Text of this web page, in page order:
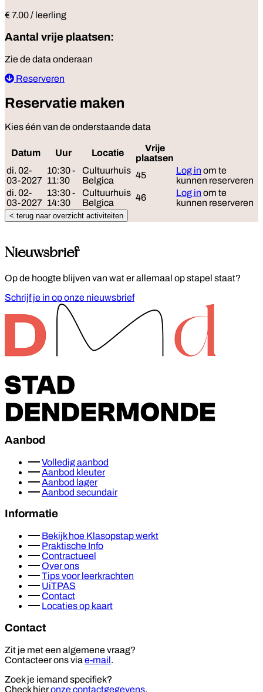
€ 7.00 / leerling
Aantal vrije plaatsen:
Zie de data onderaan
Reserveren
Reservatie maken
Kies één van de onderstaande data
Datum Uur Locatie
Vrije
plaatsen
di. 02-
03-2027
10:30 -
11:30
Cultuurhuis
Belgica
45 Log in om te
kunnen reserveren
di. 02-
03-2027
13:30 -
14:30
Cultuurhuis
Belgica
46 Log in om te
kunnen reserveren
< terug naar overzicht activiteiten
Nieuwsbrief
Op de hoogte blijven van wat er allemaal op stapel staat?
Schrijf je in op onze nieuwsbrief
Aanbod
Volledig aanbod
Aanbod kleuter
Aanbod lager
Aanbod secundair
Informatie
Bekijk hoe Klasopstap werkt
Praktische Info
Contractueel
Over ons
Tips voor leerkrachten
UiTPAS
Contact
Locaties op kaart
Contact
Zit je met een algemene vraag?
Contacteer ons via e-mail.
Zoek je iemand specifiek?
Check hieronze contactgegevens.